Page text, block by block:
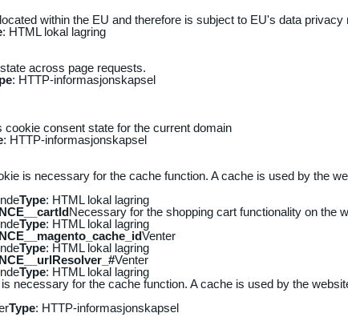
within the EU and therefore is subject to EU's data privacy
: HTML lokal lagring
across page requests.
: HTTP-informasjonskapsel
cookie consent state for the current domain
: HTTP-informasjonskapsel
is necessary for the cache function. A cache is used by the
Type: HTML lokal lagring
Necessary for the shopping cart functionality on the
Type: HTML lokal lagring
Venter
Type: HTML lokal lagring
Venter
Type: HTML lokal lagring
necessary for the cache function. A cache is used by the
Type: HTTP-informasjonskapsel